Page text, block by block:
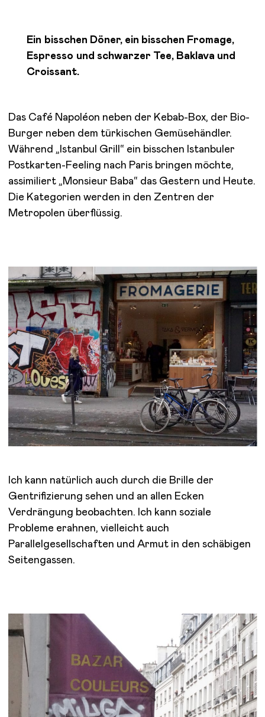
Ein bisschen Döner, ein bisschen Fromage,
Espresso und schwarzer Tee, Baklava und
Croissant.
Das Café Napoléon neben der Kebab-Box, der Bio-
Burger neben dem türkischen Gemüsehändler.
Während „Istanbul Grill“ ein bisschen Istanbuler
Postkarten-Feeling nach Paris bringen möchte,
assimiliert „Monsieur Baba“ das Gestern und Heute.
Die Kategorien werden in den Zentren der
Metropolen überflüssig.
Ich kann natürlich auch durch die Brille der
Gentrifizierung sehen und an allen Ecken
Verdrängung beobachten. Ich kann soziale
Probleme erahnen, vielleicht auch
Parallelgesellschaften und Armut in den schäbigen
Seitengassen.